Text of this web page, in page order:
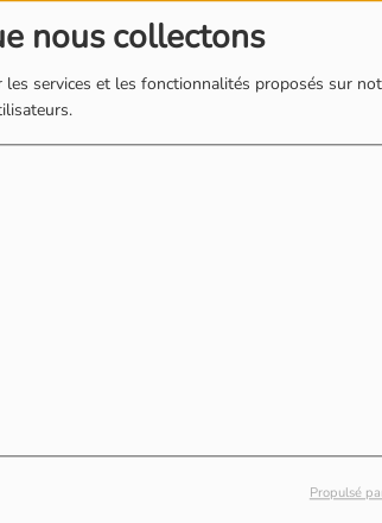
nous collectons
services et les fonctionnalités proposés sur
Propulsé